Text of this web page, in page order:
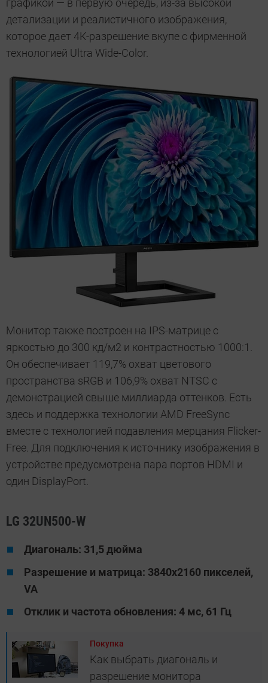
графикой — в первую очередь, из-за высокой
детализации и реалистичного изображения,
которое дает 4К-разрешение вкупе с фирменной
технологией Ultra Wide-Color.
Монитор также построен на IPS-матрице с
яркостью до 300 кд/м2 и контрастностью 1000:1.
Он обеспечивает 119,7% охват цветового
пространства sRGB и 106,9% охват NTSC с
демонстрацией свыше миллиарда оттенков. Есть
здесь и поддержка технологии AMD FreeSync
вместе с технологией подавления мерцания Flicker-
Free. Для подключения к источнику изображения в
устройстве предусмотрена пара портов HDMI и
один DisplayPort.
LG 32UN500-W
Диагональ: 31,5 дюйма
Разрешение и матрица: 3840x2160 пикселей,
VA
Отклик и частота обновления: 4 мс, 61 Гц
Покупка
Как выбрать диагональ и
разрешение монитора